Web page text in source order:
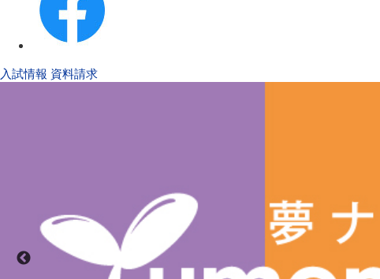
入試情報 資料請求